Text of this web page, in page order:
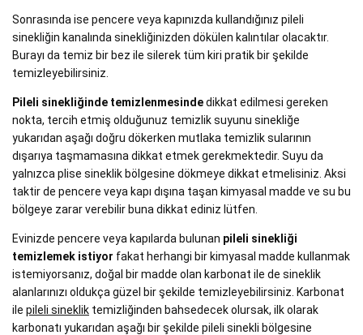
Sonrasında ise pencere veya kapınızda kullandığınız pileli
sinekliğin kanalında sinekliğinizden dökülen kalıntılar olacaktır.
Burayı da temiz bir bez ile silerek tüm kiri pratik bir şekilde
temizleyebilirsiniz.
Pileli sinekliğinde temizlenmesindedikkat edilmesi gereken
nokta, tercih etmiş olduğunuz temizlik suyunu sinekliğe
yukarıdan aşağı doğru dökerken mutlaka temizlik sularının
dışarıya taşmamasına dikkat etmek gerekmektedir. Suyu da
yalnızca plise sineklik bölgesine dökmeye dikkat etmelisiniz. Aksi
taktir de pencere veya kapı dışına taşan kimyasal madde ve su bu
bölgeye zarar verebilir buna dikkat ediniz lütfen.
Evinizde pencere veya kapılarda bulunan pileli sinekliği
temizlemek istiyor fakat herhangi bir kimyasal madde kullanmak
istemiyorsanız, doğal bir madde olan karbonat ile de sineklik
alanlarınızı oldukça güzel bir şekilde temizleyebilirsiniz. Karbonat
ile pileli sineklik temizliğinden bahsedecek olursak, ilk olarak
karbonatı yukarıdan aşağı bir şekilde pileli sinekli bölgesine